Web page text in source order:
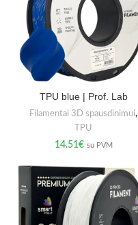
TPU blue | Prof. Lab
Filamentai 3D spausdinimui,
TPU
14.51€ su PVM